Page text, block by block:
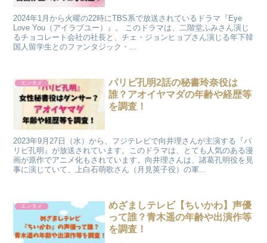
2024年1月から火曜の22時にTBS系で放送されているドラマ『Eye
Love You（アイラブユー）』。 このドラマは、二階堂ふみさん演じ
るチョコレート会社の社長と、チェ・ジョンヒョプさん演じる年下韓
国人留学生とのファンタジック・...
エンタメ
パリピ孔明2話の秘書玲奈役は
誰？アオイヤマダの年齢や経歴等
を調査！
2023年9月27日（水）から、フジテレビで向井理さんが主演する『パ
リピ孔明』が放送されています。このドラマは、とても人気のある漫
画が原作でアニメ化もされています。向井理さんは、諸葛孔明役を見
事に演じていて、上白石萌歌さん（月見英子役）の軍...
エンタメ
めざましテレビ【ちいかわ】声優
って誰？青木遥の年齢や出演作等
を調査！